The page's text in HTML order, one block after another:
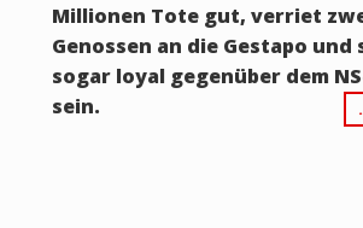
Millionen Tote gut, verriet
Genossen an die Gestapo und
sogar loyal gegenüber dem
sein.